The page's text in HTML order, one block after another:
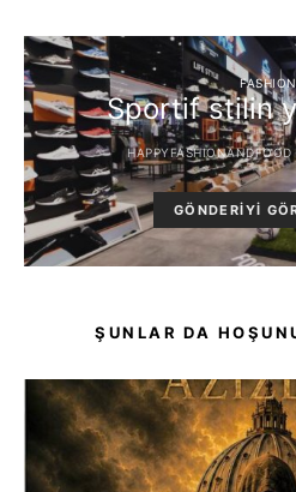
FASHION
Sportif stilin
HAPPYFASHIONANDFOOD
GÖNDERIYI
ŞUNLAR DA